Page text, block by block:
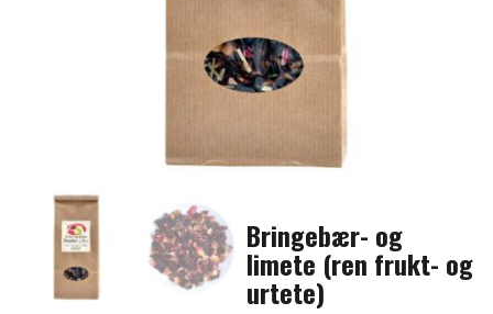
Bringebær- og
limete (ren frukt- og
urtete)